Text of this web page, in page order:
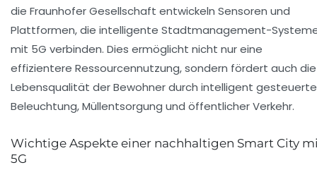
die Fraunhofer Gesellschaft entwickeln Sensoren und
Plattformen, die intelligente Stadtmanagement-
mit 5G verbinden. Dies ermöglicht nicht nur eine
effizientere Ressourcennutzung, sondern fördert auch die
Lebensqualität der Bewohner durch intelligent gesteuerte
Beleuchtung, Müllentsorgung und öffentlicher Verkehr.
Wichtige Aspekte einer nachhaltigen Smart City
5G